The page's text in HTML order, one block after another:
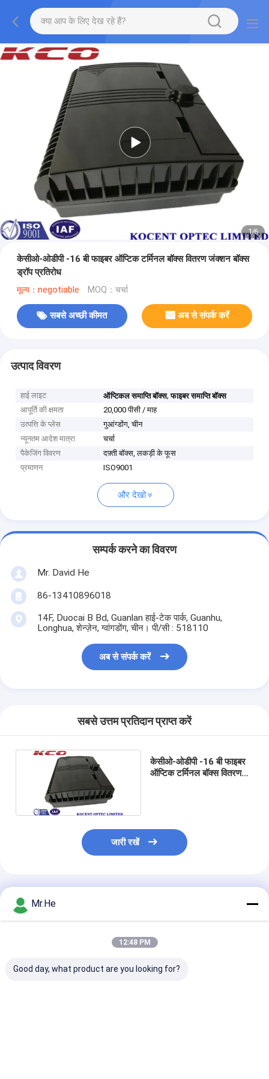
1/6
केसीओ-ओडीपी -16 बी फाइबर ऑप्टिक टर्मिनल बॉक्स वितरण जंक्शन बॉक्स
ड्रॉप प्रतिरोध
मूल्य：negotiable MOQ：चर्चा
सबसे अच्छी कीमत अब से संपर्क करें
उत्पाद विवरण
हाई लाइट ऑप्टिकल समाप्ति बॉक्स,फाइबर समाप्ति बॉक्स
आपूर्ति की क्षमता
20,000 पीसी / माह
उत्पत्ति के प्लेस
गुआंग्डोंग, चीन
न्यूनतम आदेश मात्रा
चर्चा
पैकेजिंग विवरण
दफ़्ती बॉक्स, लकड़ी के फूस
प्रमाणन
ISO9001
और देखो
सम्पर्क करने का विवरण
Mr. David He
86-13410896018
14F, Duocai B Bd, Guanlan हाई-टेक पार्क, Guanhu,
Longhua, शेन्ज़ेन, ग्वांगडोंग, चीन। पी/सी : 518110
अब से संपर्क करें
सबसे उत्तम प्रतिदान प्राप्त करें
केसीओ-ओडीपी -16 बी फाइबर
ऑप्टिक टर्मिनल बॉक्स वितरण
जारी रखें
अनुशंसित उत्पाद
Mr.He
12:48 PM
Good day, what product are you looking for?